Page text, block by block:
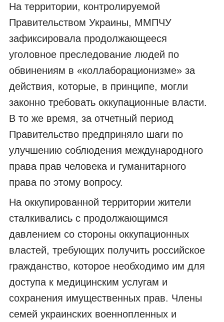
На территории, контролируемой
Правительством Украины, ММПЧУ
зафиксировала продолжающееся
уголовное преследование людей по
обвинениям в «коллаборационизме» за
действия, которые, в принципе, могли
законно требовать оккупационные власти.
В то же время, за отчетный период
Правительство предприняло шаги по
улучшению соблюдения международного
права прав человека и гуманитарного
права по этому вопросу.
На оккупированной территории жители
сталкивались с продолжающимся
давлением со стороны оккупационных
властей, требующих получить российское
гражданство, которое необходимо им для
доступа к медицинским услугам и
сохранения имущественных прав. Члены
семей украинских военнопленных и